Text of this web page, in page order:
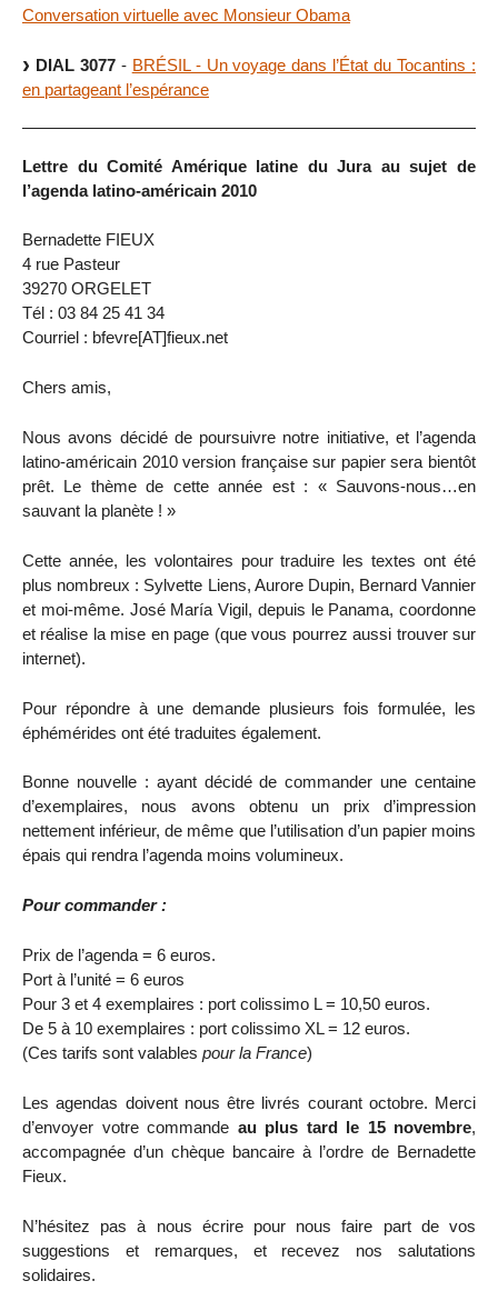
Conversation virtuelle avec Monsieur Obama
DIAL 3077- BRÉSIL - Un voyage dans l’État du Tocantins :
en partageant l’espérance
Lettre du Comité Amérique latine du Jura au sujet de
l’agenda latino-américain 2010
Bernadette FIEUX
4 rue Pasteur
39270 ORGELET
Tél : 03 84 25 41 34
Courriel : bfevre[AT]fieux.net
Chers amis,
Nous avons décidé de poursuivre notre initiative, et l’agenda
latino-américain 2010 version française sur papier sera bientôt
prêt. Le thème de cette année est : « Sauvons-nous…en
sauvant la planète ! »
Cette année, les volontaires pour traduire les textes ont été
plus nombreux : Sylvette Liens, Aurore Dupin, Bernard Vannier
et moi-même. José María Vigil, depuis le Panama, coordonne
et réalise la mise en page (que vous pourrez aussi trouver sur
internet).
Pour répondre à une demande plusieurs fois formulée, les
éphémérides ont été traduites également.
Bonne nouvelle : ayant décidé de commander une centaine
d’exemplaires, nous avons obtenu un prix d’impression
nettement inférieur, de même que l’utilisation d’un papier moins
épais qui rendra l’agenda moins volumineux.
Pour commander :
Prix de l’agenda = 6 euros.
Port à l’unité = 6 euros
Pour 3 et 4 exemplaires : port colissimo L = 10,50 euros.
De 5 à 10 exemplaires : port colissimo XL = 12 euros.
(Ces tarifs sont valables pour la France)
Les agendas doivent nous être livrés courant octobre. Merci
d’envoyer votre commande au plus tard le 15 novembre,
accompagnée d’un chèque bancaire à l’ordre de Bernadette
Fieux.
N’hésitez pas à nous écrire pour nous faire part de vos
suggestions et remarques, et recevez nos salutations
solidaires.